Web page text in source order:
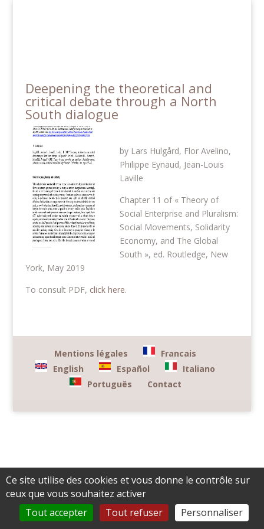
Deepening the theoretical and
critical debate through a North
South dialogue
by Lars Hulgård, Flor Avelino,
Philippe Eynaud, Jean-Louis
Laville
Chapter 11 of « Theory of
Social Enterprise and Pluralism:
Social Movements, Solidarity
Economy, and The Global
South », ed. Routledge, New
York, May 2019
To consult PDF, click here.
Mentions légales
Francais
English
Español
Italiano
Português
Contact
Ce site utilise des cookies et vous donne le contrôle sur
ceux que vous souhaitez activer
Tout accepter
Tout refuser Personnaliser